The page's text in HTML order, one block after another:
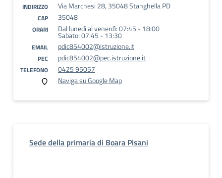
INDIRIZZO Via Marchesi 28, 35048 Stanghella PD
CAP 35048
ORARI Dal lunedì al venerdì: 07:45 - 18:00
Sabato: 07:45 - 13:30
EMAIL pdic854002@istruzione.it
PEC pdic854002@pec.istruzione.it
TELEFONO
0425 95057
Naviga su Google Map
Sede della primaria di Boara Pisani